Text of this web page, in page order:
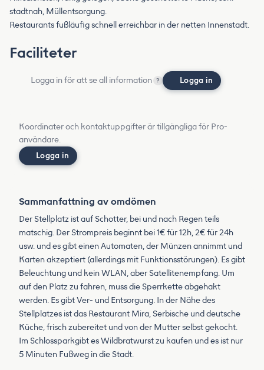
stadtnah, Müllentsorgung.
Restaurants fußläufig schnell erreichbar in der netten Innenstadt.
Faciliteter
Logga in för att se all information ? Logga in
Koordinater och kontaktuppgifter är tillgängliga för Pro-
användare.
Logga in
Sammanfattning av omdömen
Der Stellplatz ist auf Schotter, bei und nach Regen teils
matschig. Der Strompreis beginnt bei 1€ für 12h, 2€ für 24h
usw. und es gibt einen Automaten, der Münzen annimmt und
Karten akzeptiert (allerdings mit Funktionsstörungen). Es gibt
Beleuchtung und kein WLAN, aber Satellitenempfang. Um
auf den Platz zu fahren, muss die Sperrkette abgehakt
werden. Es gibt Ver- und Entsorgung. In der Nähe des
Stellplatzes ist das Restaurant Mira, Serbische und deutsche
Küche, frisch zubereitet und von der Mutter selbst gekocht.
Im Schlossparkgibt es Wildbratwurst zu kaufen und es ist nur
5 Minuten Fußweg in die Stadt.